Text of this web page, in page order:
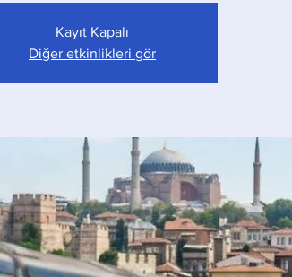
Kayıt Kapalı
Diğer etkinlikleri gör